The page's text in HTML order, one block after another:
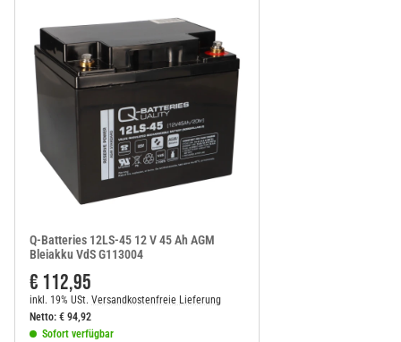
Q-Batteries 12LS-45 12 V 45 Ah AGM
Bleiakku VdS G113004
€ 112,95
inkl. 19% USt. Versandkostenfreie Lieferung
Netto: € 94,92
Sofort verfügbar